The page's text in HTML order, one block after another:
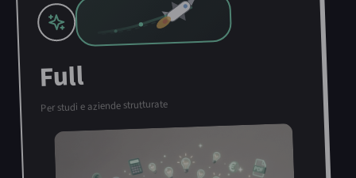
Full
Per studi e aziende strutturate